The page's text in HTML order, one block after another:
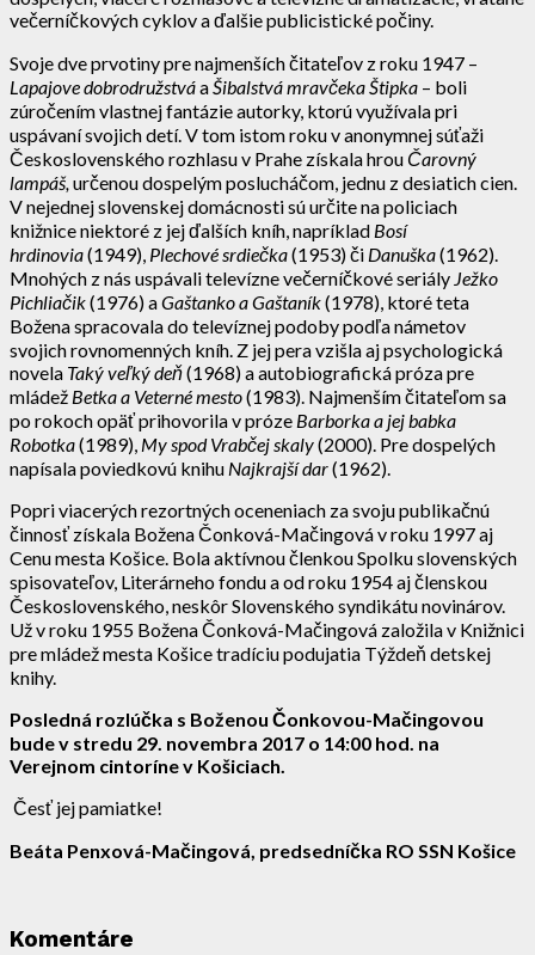
večerníčkových cyklov a ďalšie publicistické počiny.
Svoje dve prvotiny pre najmenších čitateľov z roku 1947 –
Lapajove dobrodružstváa Šibalstvá mravčeka Štipka – boli
zúročením vlastnej fantázie autorky, ktorú využívala pri
uspávaní svojich detí. V tom istom roku v anonymnej súťaži
Československého rozhlasu v Prahe získala hrou Čarovný
lampáš, určenou dospelým poslucháčom, jednu z desiatich cien.
V nejednej slovenskej domácnosti sú určite na policiach
knižnice niektoré z jej ďalších kníh, napríklad Bosí
hrdinovia(1949), Plechové srdiečka(1953) či Danuška(1962).
Mnohých z nás uspávali televízne večerníčkové seriály Ježko
Pichliačik(1976) aGaštanko a Gaštaník(1978), ktoré teta
Božena spracovala do televíznej podoby podľa námetov
svojich rovnomenných kníh. Z jej pera vzišla aj psychologická
novela Taký veľký deň(1968) a autobiografická próza pre
mládež Betka a Veterné mesto(1983). Najmenším čitateľom sa
po rokoch opäť prihovorila v próze Barborka a jej babka
Robotka(1989), My spod Vrabčej skaly(2000). Pre dospelých
napísala poviedkovú knihu Najkrajší dar(1962).
Popri viacerých rezortných oceneniach za svoju publikačnú
činnosť získala Božena Čonková-Mačingová v roku 1997 aj
Cenu mesta Košice. Bola aktívnou členkou Spolku slovenských
spisovateľov, Literárneho fondu a od roku 1954 aj členskou
Československého, neskôr Slovenského syndikátu novinárov.
Už v roku 1955 Božena Čonková-Mačingová založila v Knižnici
pre mládež mesta Košice tradíciu podujatia Týždeň detskej
knihy.
Posledná rozlúčka s Boženou Čonkovou-Mačingovou
bude v stredu 29. novembra 2017 o 14:00 hod. na
Verejnom cintoríne v Košiciach.
Česť jej pamiatke!
Beáta Penxová-Mačingová, predsedníčka RO SSN Košice
Komentáre